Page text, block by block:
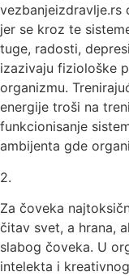
vezbanjeizdravlje.rs
jer se kroz te
tuge, radosti,
izazivaju fiziološke
organizmu.
energije troši na
funkcionisanje
ambijenta gde
2.
Za čoveka
čitav svet, a hrana,
slabog čoveka. U
intelekta i